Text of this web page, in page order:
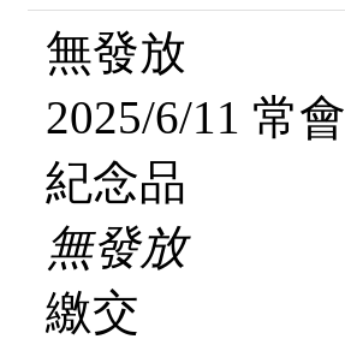
無發放
2025/6/11 常會
紀念品
無發放
繳交